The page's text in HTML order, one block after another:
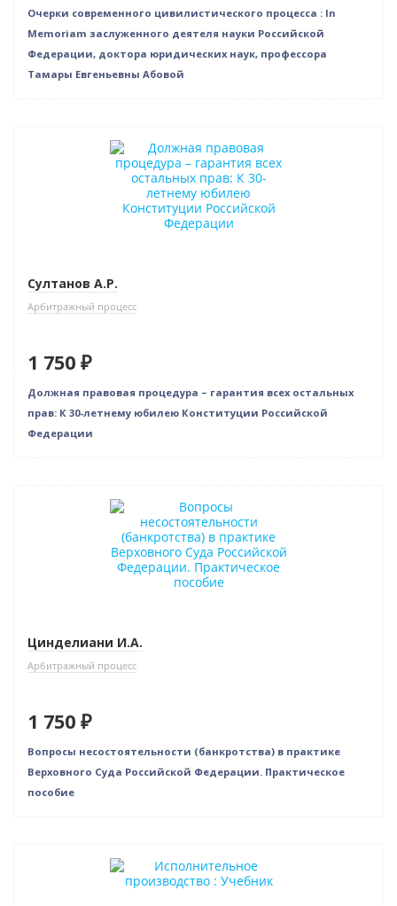
Очерки современного цивилистического процесса : In
Memoriam заслуженного деятеля науки Российской
Федерации, доктора юридических наук, профессора
Тамары Евгеньевны Абовой
Султанов А.Р.
Арбитражный процесс
1 750 ₽
Должная правовая процедура – гарантия всех остальных
прав: К 30-летнему юбилею Конституции Российской
Федерации
Цинделиани И.А.
Арбитражный процесс
1 750 ₽
Вопросы несостоятельности (банкротства) в практике
Верховного Суда Российской Федерации. Практическое
пособие